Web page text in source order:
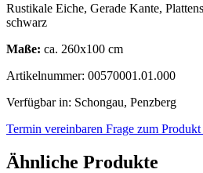
Rustikale Eiche, Gerade Kante,
schwarz
Maße: ca. 260x100 cm
Artikelnummer: 00570001.01.000
Verfügbar in: Schongau, Penzberg
Termin vereinbaren Frage zum Produkt
Ähnliche Produkte